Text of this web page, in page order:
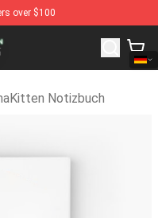
over $100
Merchandise Store
Notizbuch